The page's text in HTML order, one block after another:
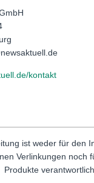
kontakt
ist weder für den
Verlinkungen noch
Produkte verantwortlich.